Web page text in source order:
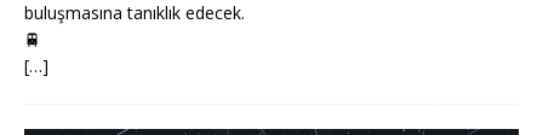
buluşmasına tanıklık edecek.
🚆
[…]